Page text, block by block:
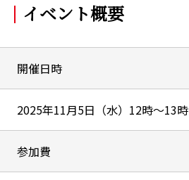
イベント概要
開催日時
2025年11月5日（水）12時～13時
参加費